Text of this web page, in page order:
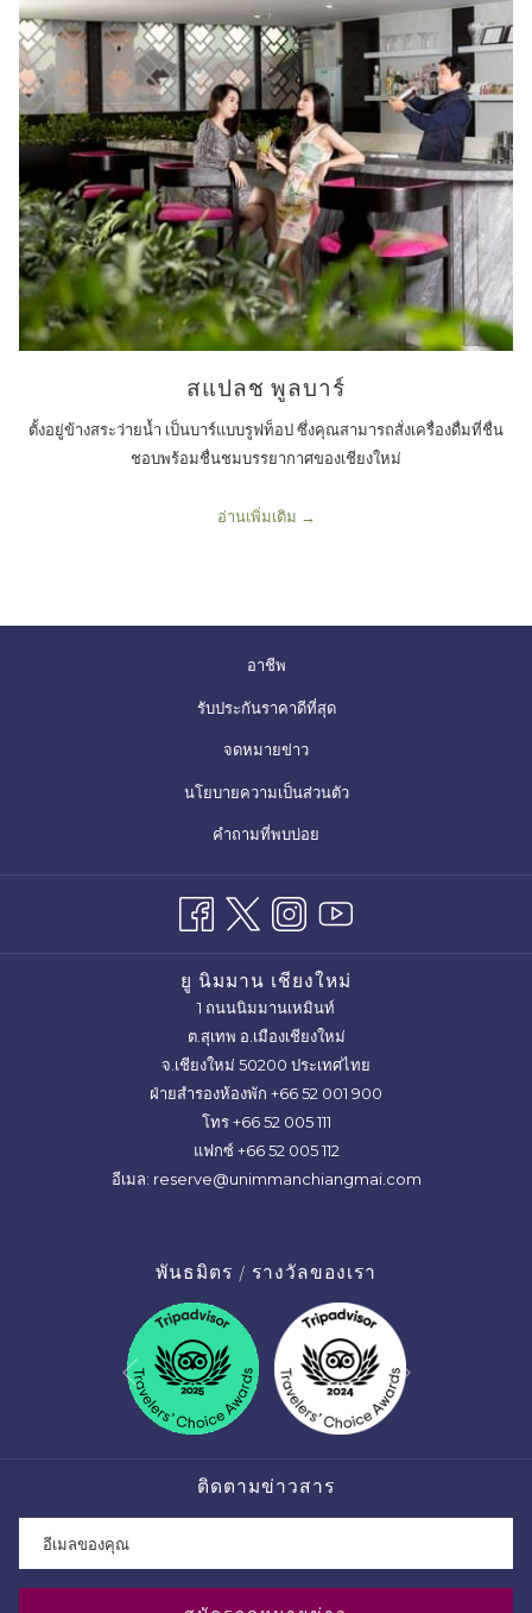
สแปลช พูลบาร์
ตั้งอยู่ข้างสระว่ายน้ำ เป็นบาร์แบบรูฟท็อป ซึ่งคุณสามารถสั่งเครื่องดื่มที่ชื่น
ชอบพร้อมชื่นชมบรรยากาศของเชียงใหม่
อ่านเพิ่มเติม
อาชีพเปิด
ใหม่
รับประกันราคาดีที่สุดเปิด
ใหม่
จดหมายข่าว
นโยบายความเป็นส่วนตัวเปิด
คำถามที่พบบ่อย
ยู นิมมาน เชียงใหม่
1 ถนนนิมมานเหมินท์
ต.สุเทพ อ.เมืองเชียงใหม่
จ.เชียงใหม่ 50200 ประเทศไทย
ฝ่ายสำรองห้องพัก +66 52 001 900
โทร+66 52 005 111
แฟกซ์ +66 52 005 112
อีเมล: reserve@unimmanchiangmai.com
พันธมิตร / รางวัลของเรา
Previous
ติดตามข่าวสาร